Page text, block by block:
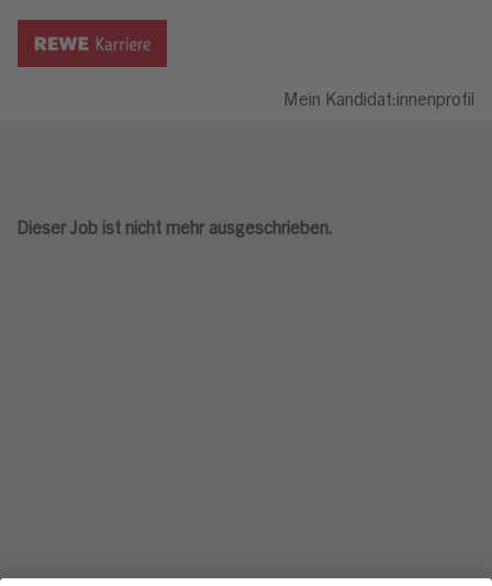
Mein Kandidat:innenprofil
Dieser Job ist nicht mehr ausgeschrieben.